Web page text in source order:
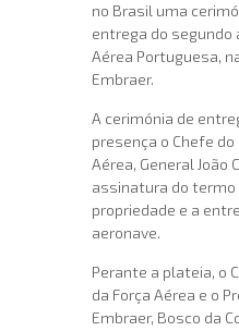
no Brasil uma
entrega do segundo
Aérea Portuguesa,
Embraer.
A cerimónia de
presença o Chefe
Aérea, General João
assinatura do
propriedade e a
aeronave.
Perante a plateia, o
da Força Aérea e o
Embraer, Bosco da